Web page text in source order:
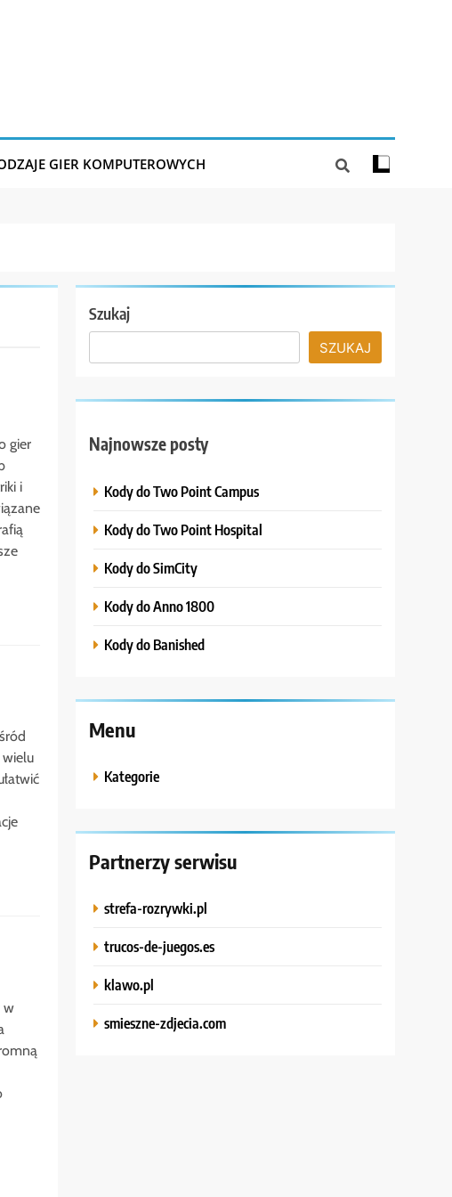
GIER KOMPUTEROWYCH
gier
i
w
Szukaj
SZUKAJ
Najnowsze posty
Kody do Two Point Campus
Kody do Two Point Hospital
Kody do SimCity
Kody do Anno 1800
Kody do Banished
Menu
Kategorie
Partnerzy serwisu
strefa-rozrywki.pl
trucos-de-juegos.es
klawo.pl
smieszne-zdjecia.com